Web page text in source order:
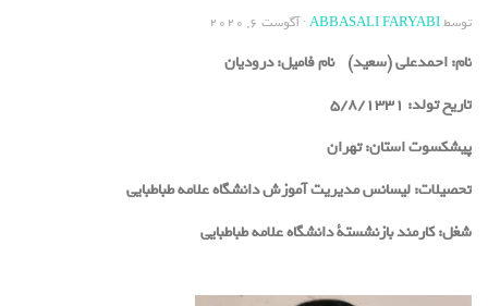
توسطABBASALI FARYABI
·آگوست 6, 2020
نام:احمدعلی (سعید) نام فامیل:درودیان
تاریخ تولد:
پیشکسوت استان:تهران
تحصیلات:لیسانس مدیریت آموزش دانشگاه علامه طباطبایی
شغل:کارمند بازنشستة دانشگاه علامه طباطبایی